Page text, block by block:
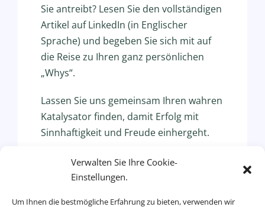
Verwalten Sie Ihre Cookie-
Einstellungen.
Um Ihnen die bestmögliche Erfahrung zu bieten, verwenden wir
Sie antreibt? Lesen Sie den vollständigen
Artikel auf LinkedIn (in Englischer
Sprache) und begeben Sie sich mit auf
die Reise zu Ihren ganz persönlichen
„Whys“.
Lassen Sie uns gemeinsam Ihren wahren
Katalysator finden, damit Erfolg mit
Sinnhaftigkeit und Freude einhergeht.
Ready to go? Kontaktieren Sie mich für
ein unverbindliches Vorgespräch.
Bleiben Sie dran! Folgen Sie uns auf